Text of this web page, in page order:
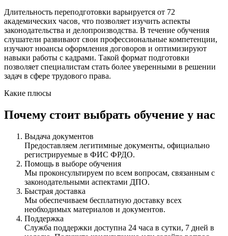
Длительность переподготовки варьируется от 72
академических часов, что позволяет изучить аспекты
законодательства и делопроизводства. В течение обучения
слушатели развивают свои профессиональные компетенции,
изучают нюансы оформления договоров и оптимизируют
навыки работы с кадрами. Такой формат подготовки
позволяет специалистам стать более уверенными в решении
задач в сфере трудового права.
Какие плюсы
Почему стоит выбрать обучение у нас
Выдача документов
Предоставляем легитимные документы, официально
регистрируемые в ФИС ФРДО.
Помощь в выборе обучения
Мы проконсультируем по всем вопросам, связанным с
законодательными аспектами ДПО.
Быстрая доставка
Мы обеспечиваем бесплатную доставку всех
необходимых материалов и документов.
Поддержка
Служба поддержки доступна 24 часа в сутки, 7 дней в